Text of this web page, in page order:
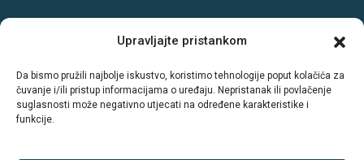
Upravljajte pristankom
Da bismo pružili najbolje iskustvo, koristimo tehnologije poput kolačića za
čuvanje i/ili pristup informacijama o uređaju. Nepristanak ili povlačenje
suglasnosti može negativno utjecati na određene karakteristike i
funkcije.
Radno vrijeme:
PON-PET: 08-19h